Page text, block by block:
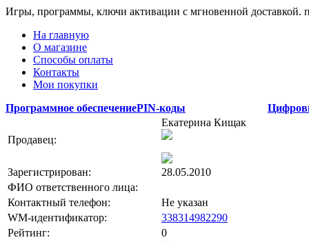
Игры, программы, ключи активации с мгновенной доставкой.
На главную
О магазине
Способы оплаты
Контакты
Мои покупки
Программное обеспечениеPIN-коды
Продавец:
Екатерина Кищак
Зарегистрирован:
28.05.2010
ФИО ответственного лица:
Контактный телефон:
Не указан
WM-идентификатор:
338314982290
Рейтинг:
0